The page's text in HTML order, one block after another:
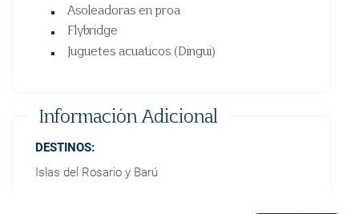
Asoleadoras en proa
Flybridge
Juguetes acuaticos (Dingui)
Información Adicional
DESTINOS:
Islas del Rosario y Barú